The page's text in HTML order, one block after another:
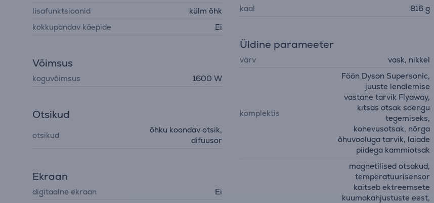
lisafunktsioonid
külm õhk
kokkupandav käepide
Ei
Võimsus
koguvõimsus 1600 W
Otsikud
otsikud
õhku koondav otsik,
difuusor
Ekraan
digitaalne ekraan Ei
kaal 816 g
Üldine parameeter
värv vask, nikkel
komplektis
Föön Dyson Supersonic,
juuste lendlemise
vastane tarvik Flyaway,
kitsas otsak soengu
tegemiseks,
kohevusotsak, nõrga
õhuvooluga tarvik, laiade
piidega kammiotsak
magnetilised otsakud,
temperatuurisensor
kaitseb ektreemsete
kuumakahjustuste eest,